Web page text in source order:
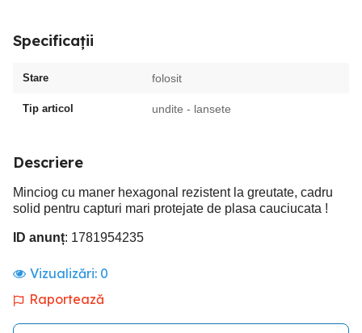
Specificații
Stare folosit
Tip articol undite - lansete
Descriere
Minciog cu maner hexagonal rezistent la greutate, cadru
solid pentru capturi mari protejate de plasa cauciucata !
ID anunț: 1781954235
Vizualizări: 0
Raportează